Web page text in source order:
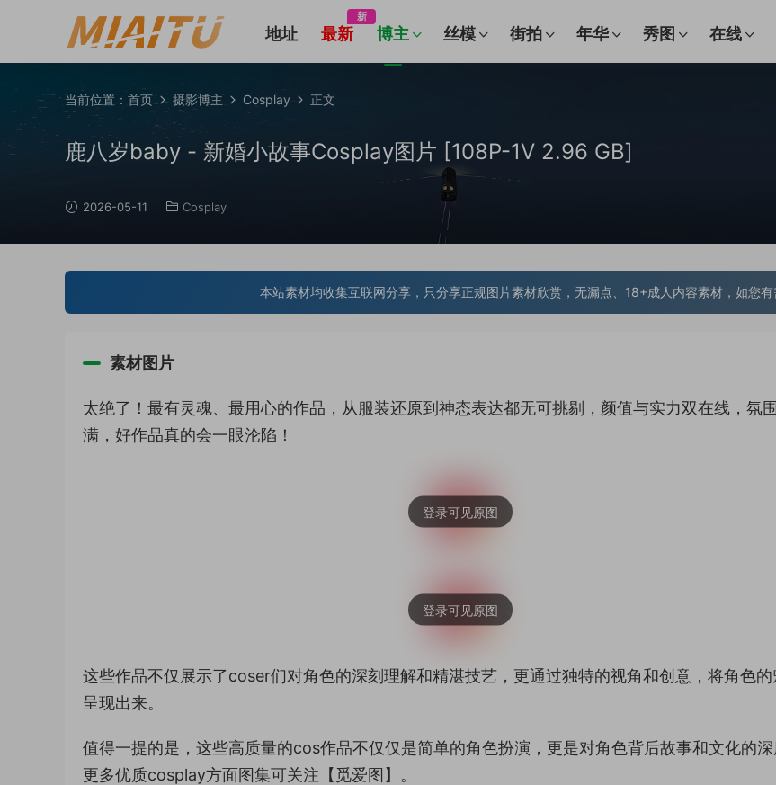
地址 最新
新
博主 丝模 街拍 年华 秀图 在线
当前位置： 首页 摄影博主 Cosplay 正文
鹿八岁baby - 新婚小故事Cosplay图片 [108P-1V 2.96 GB]
2026-05-11 Cosplay
本站素材均收集互联网分享，只分享正规图片素材欣赏，无漏点、18+成人内容素材，如您有
素材图片
太绝了！最有灵魂、最用心的作品，从服装还原到神态表达都无可挑剔，颜值与实力双在线，氛
满，好作品真的会一眼沦陷！
这些作品不仅展示了coser们对角色的深刻理解和精湛技艺，更通过独特的视角和创意，将角色的
呈现出来。
值得一提的是，这些高质量的cos作品不仅仅是简单的角色扮演，更是对角色背后故事和文化的深
更多优质cosplay方面图集可关注【觅爱图】。